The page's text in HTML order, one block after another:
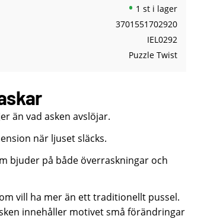
1 st i lager
3701551702920
IEL0292
Puzzle Twist
än vad asken avslöjar.
när ljuset släcks.
bjuder på både överraskningar och
vill ha mer än ett traditionellt pussel.
innehåller motivet små förändringar